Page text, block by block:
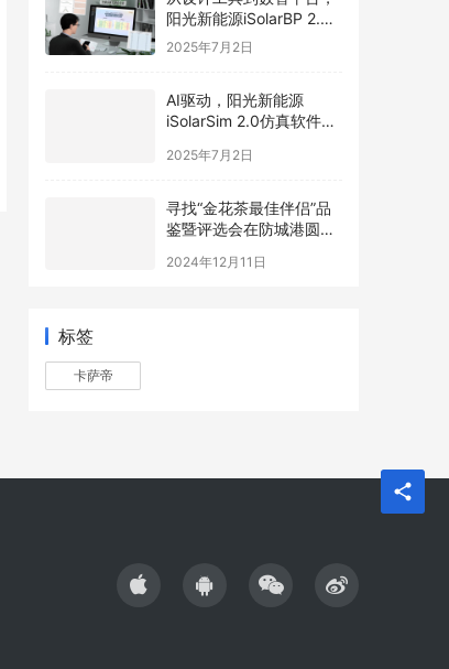
阳光新能源iSolarBP 2.0
重塑分布式电站设计范
2025年7月2日
AI驱动，阳光新能源
iSolarSim 2.0仿真软件引
2025年7月2日
寻找“金花茶最佳伴侣”品
鉴暨评选会在防城港圆满
2024年12月11日
标签
卡萨帝